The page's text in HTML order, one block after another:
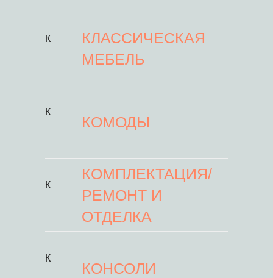
К
КЛАССИЧЕСКАЯ
МЕБЕЛЬ
К
КОМОДЫ
К
КОМПЛЕКТАЦИЯ/
РЕМОНТ И
ОТДЕЛКА
К
КОНСОЛИ